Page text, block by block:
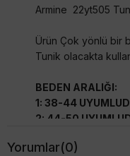
Armine 22yt505
Ürün Çok yönlü bir
Tunik olacakta
BEDEN ARALIĞI:
1: 38-44
2: 44-50
Yorumlar(0)